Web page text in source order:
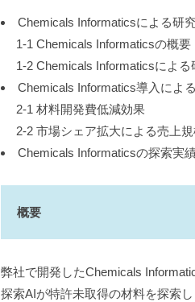
Chemicals Informaticsによる研
1-1 Chemicals Informaticsの概
1-2 Chemicals Informaticsによる
Chemicals Informatics導入によ
2-1 材料開発費低減効果
2-2 市場シェア拡大による売上規
Chemicals Informaticsの探索実
概要
弊社で開発したChemicals
探索AIが特許未取得の材料を探索